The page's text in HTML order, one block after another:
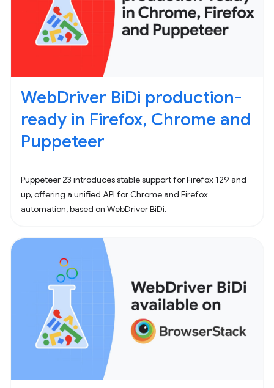
WebDriver BiDi production-
ready in Firefox, Chrome and
Puppeteer
Puppeteer 23 introduces stable support for Firefox 129 and
up, offering a unified API for Chrome and Firefox
automation, based on WebDriver BiDi.